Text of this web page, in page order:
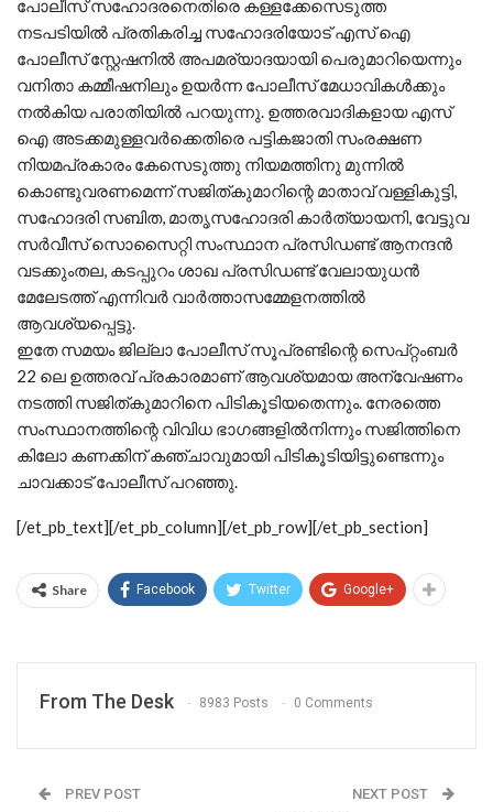
പോലീസ് സഹോദരനെതിരെ കള്ളക്കേസെടുത്ത
നടപടിയില്‍ പ്രതികരിച്ച സഹോദരിയോട് എസ് ഐ
പോലീസ് സ്റ്റേഷനില്‍ അപമര്യാദയായി പെരുമാറിയെന്നും
വനിതാ കമ്മീഷനിലും ഉയര്‍ന്ന പോലീസ് മേധാവികള്‍ക്കും
നല്‍കിയ പരാതിയില്‍ പറയുന്നു. ഉത്തരവാദികളായ എസ്
ഐ അടക്കമുള്ളവര്‍ക്കെതിരെ പട്ടികജാതി സംരക്ഷണ
നിയമപ്രകാരം കേസെടുത്തു നിയമത്തിനു മുന്നില്‍
കൊണ്ടുവരണമെന്ന് സജിത്കുമാറിന്റെ മാതാവ് വള്ളികുട്ടി,
സഹോദരി സബിത, മാതൃസഹോദരി കാര്‍ത്യായനി, വേട്ടുവ
സര്‍വീസ് സൊസൈറ്റി സംസ്ഥാന പ്രസിഡണ്ട് ആനന്ദന്‍
വടക്കുംതല, കടപ്പുറം ശാഖ പ്രസിഡണ്ട് വേലായുധന്‍
മേലേടത്ത് എന്നിവര്‍ വാര്‍ത്താസമ്മേളനത്തില്‍
ആവശ്യപ്പെട്ടു.
ഇതേ സമയം ജില്ലാ പോലീസ് സൂപ്രണ്ടിന്റെ സെപ്റ്റംബര്‍
22 ലെ ഉത്തരവ് പ്രകാരമാണ് ആവശ്യമായ അന്വേഷണം
നടത്തി സജിത്കുമാറിനെ പിടികൂടിയതെന്നും. നേരത്തെ
സംസ്ഥാനത്തിന്റെ വിവിധ ഭാഗങ്ങളില്‍നിന്നും സജിത്തിനെ
കിലോ കണക്കിന് കഞ്ചാവുമായി പിടികൂടിയിട്ടുണ്ടെന്നും
ചാവക്കാട് പോലീസ് പറഞ്ഞു.
[/et_pb_text][/et_pb_column][/et_pb_row][/et_pb_section]
Share Facebook Twitter Google+
From The Desk 8983 Posts 0 Comments
PREV POST NEXT POST